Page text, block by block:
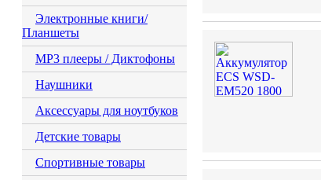
Электронные книги/
Планшеты
MP3 плееры / Диктофоны
Наушники
Аксессуары для ноутбуков
Детские товары
Спортивные товары